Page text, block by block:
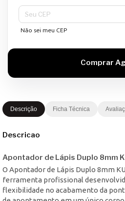
Entregas para o CEP:
Não sei meu CEP
Descrição Ficha Técnica
Descricao
Apontador de Lápis Duplo 8mm
O Apontador de Lápis Duplo 8mm
ferramenta profissional
flexibilidade no acabamento da